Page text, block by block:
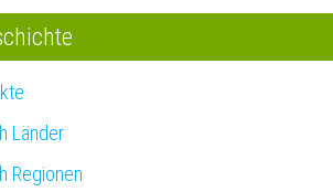
Länder
Regionen